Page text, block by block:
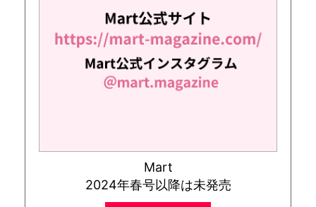
Mart
2024年春号以降は未発売